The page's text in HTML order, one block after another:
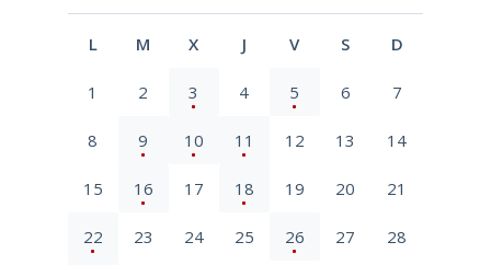
L M X J V S D
1 2 3 4 5 6 7
8 9 10 11 12 13 14
15 16 17 18 19 20 21
22 23 24 25 26 27 28